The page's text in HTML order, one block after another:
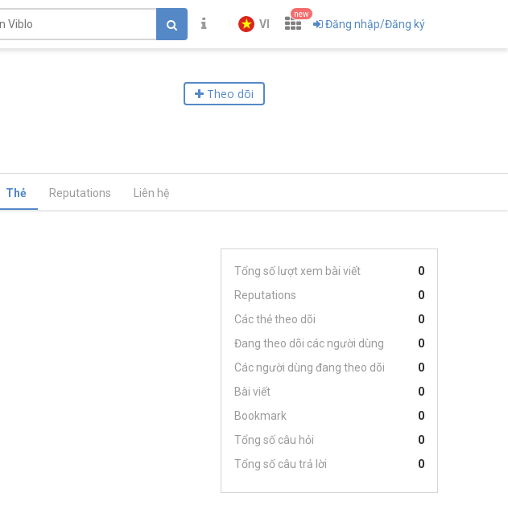
VI
new
Đăng nhập/Đăng ký
Theo dõi
Thẻ Reputations Liên hệ
Tổng số lượt xem bài viết
0
Reputations
0
Các thẻ theo dõi
0
Đang theo dõi các người dùng
0
Các người dùng đang theo dõi
0
Bài viết
0
Bookmark
0
Tổng số câu hỏi
0
Tổng số câu trả lời
0